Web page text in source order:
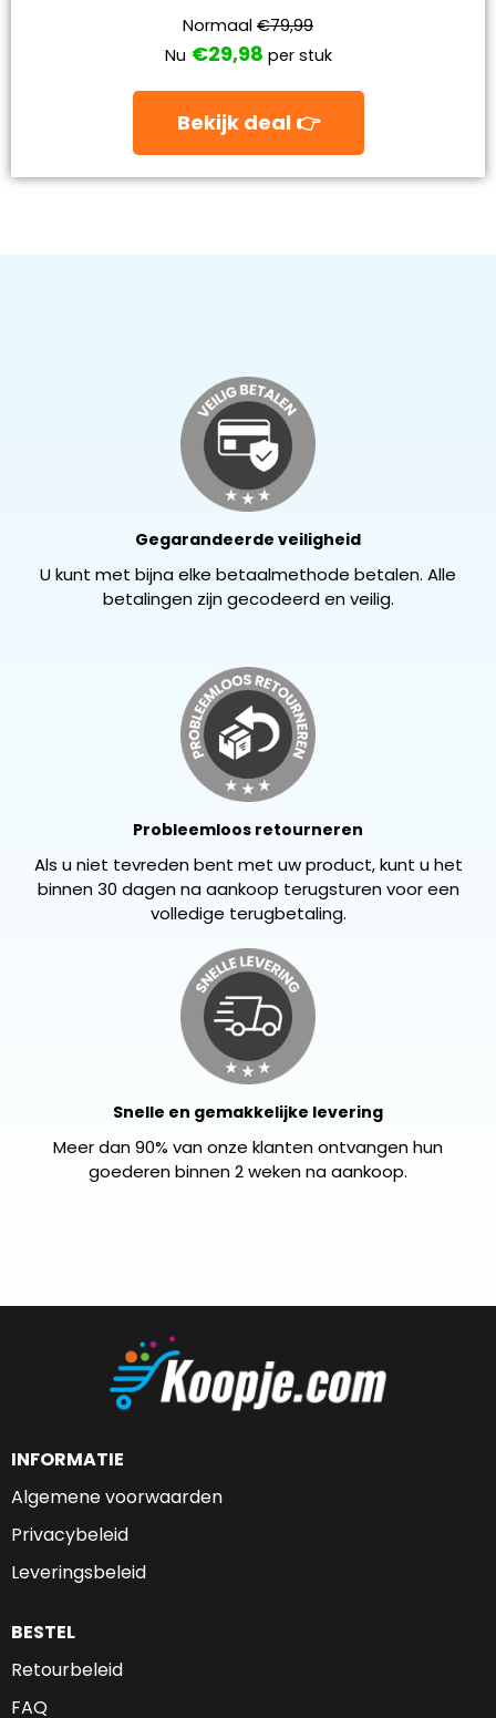
Normaal €79,99
Nu €29,98 per stuk
Bekijk deal 👉
Gegarandeerde veiligheid
U kunt met bijna elke betaalmethode betalen. Alle
betalingen zijn gecodeerd en veilig.
Probleemloos retourneren
Als u niet tevreden bent met uw product, kunt u het
binnen 30 dagen na aankoop terugsturen voor een
volledige terugbetaling.
Snelle en gemakkelijke levering
Meer dan 90% van onze klanten ontvangen hun
goederen binnen 2 weken na aankoop.
INFORMATIE
Algemene voorwaarden
Privacybeleid
Leveringsbeleid
BESTEL
Retourbeleid
FAQ